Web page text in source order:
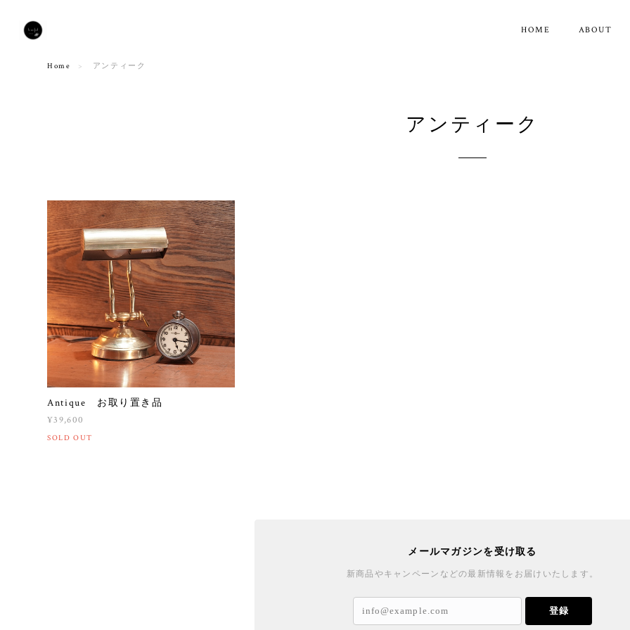
HOME ABOUT
Home アンティーク
アンティーク
Antique お取り置き品
¥39,600
SOLD OUT
メールマガジンを受け取る
新商品やキャンペーンなどの最新情報をお届けいたします。
登録